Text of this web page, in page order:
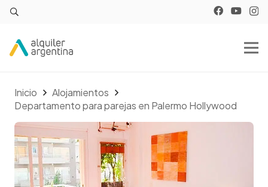
Inicio
Alojamientos
Departamento para parejas en Palermo Hollywood